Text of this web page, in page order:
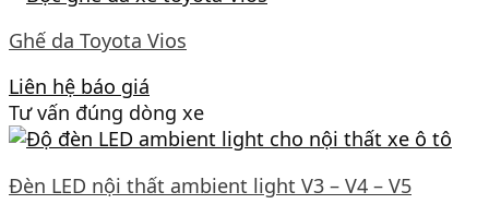
Ghế da Toyota Vios
Liên hệ báo giá
Tư vấn đúng dòng xe
Đèn LED nội thất ambient light V3 – V4 – V5